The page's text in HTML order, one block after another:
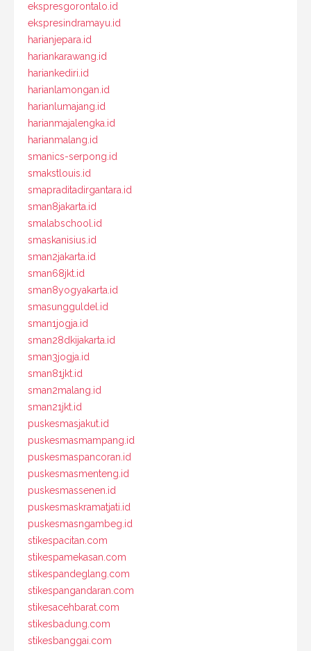
ekspresgorontalo.id
ekspresindramayu.id
harianjepara.id
hariankarawang.id
hariankediri.id
harianlamongan.id
harianlumajang.id
harianmajalengka.id
harianmalang.id
smanics-serpong.id
smakstlouis.id
smapraditadirgantara.id
sman8jakarta.id
smalabschool.id
smaskanisius.id
sman2jakarta.id
sman68jkt.id
sman8yogyakarta.id
smasungguldel.id
sman1jogja.id
sman28dkijakarta.id
sman3jogja.id
sman81jkt.id
sman2malang.id
sman21jkt.id
puskesmasjakut.id
puskesmasmampang.id
puskesmaspancoran.id
puskesmasmenteng.id
puskesmassenen.id
puskesmaskramatjati.id
puskesmasngambeg.id
stikespacitan.com
stikespamekasan.com
stikespandeglang.com
stikespangandaran.com
stikesacehbarat.com
stikesbadung.com
stikesbanggai.com